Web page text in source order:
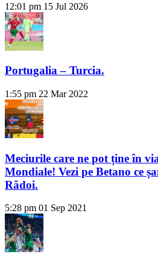
12:01 pm 15 Jul 2026
Portugalia – Turcia.
1:55 pm 22 Mar 2022
Meciurile care ne pot ține în
Mondiale! Vezi pe Betano ce
Rădoi.
5:28 pm 01 Sep 2021